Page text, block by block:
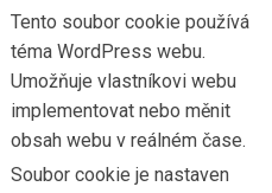
Tento soubor cookie používá
téma WordPress webu.
Umožňuje vlastníkovi webu
implementovat nebo měnit
obsah webu v reálném čase.
Soubor cookie je nastaven